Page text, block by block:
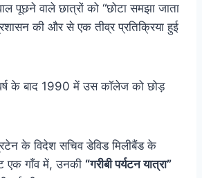
पूछने वाले छात्रों को “छोटा समझा जाता
की और से एक तीव्र प्रतिक्रिया हुई
के बाद 1990 में उस कॉलेज को छोड़
के विदेश सचिव डेविड मिलीबैंड के
एक गाँव में, उनकी “गरीबी पर्यटन यात्रा”